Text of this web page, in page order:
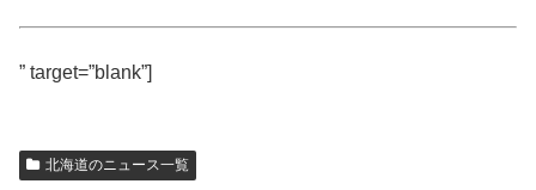
” target=”blank”]
北海道のニュース一覧